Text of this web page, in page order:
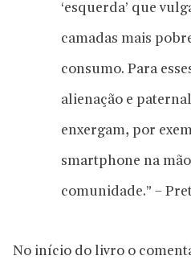
‘esquerda’ que
camadas mais
consumo. Para
alienação e
enxergam, por
smartphone na
comunidade.” –
No início do livro o